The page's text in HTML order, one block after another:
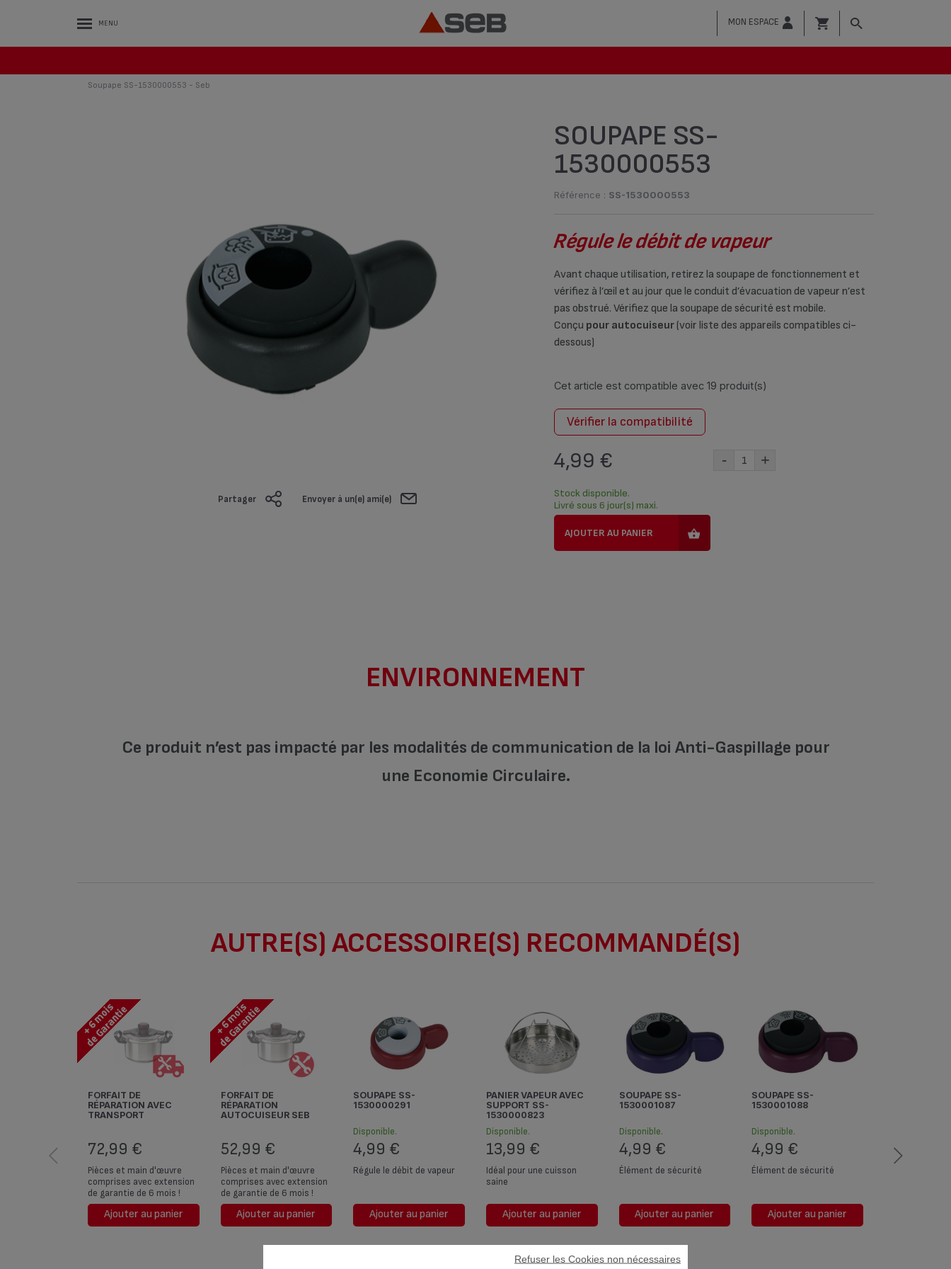
MENU MON ESPACE
Soupape SS-1530000553 - Seb
SOUPAPE SS-
1530000553
Référence : SS-1530000553
Partager Envoyer à un(e) ami(e)
Régule le débit de vapeur
Avant chaque utilisation, retirez la soupape de fonctionnement et
vérifiez à l’œil et au jour que le conduit d’évacuation de vapeur n’est
pas obstrué. Vérifiez que la soupape de sécurité est mobile.
Conçu pour autocuiseur(voir liste des appareils compatibles ci-
dessous)
Cet article est compatible avec19 produit(s)
Vérifier la compatibilité
4,99 € - +
Stock disponible.
Livré sous 6 jour(s) maxi.
AJOUTER AU PANIER
ENVIRONNEMENT
Ce produit n’est pas impacté par les modalités de communication de la loi Anti-Gaspillage pour
une Economie Circulaire.
AUTRE(S) ACCESSOIRE(S) RECOMMANDÉ(S)
FORFAIT DE
RÉPARATION AVEC
TRANSPORT
72,99 €
Pièces et main d'œuvre
comprises avec extension
de garantie de 6 mois !
Ajouter au panier
FORFAIT DE
RÉPARATION
AUTOCUISEUR SEB
52,99 €
Pièces et main d'œuvre
comprises avec extension
de garantie de 6 mois !
Ajouter au panier
SOUPAPE SS-
1530000291
Disponible.
4,99 €
Régule le débit de vapeur
Ajouter au panier
PANIER VAPEUR AVEC
SUPPORT SS-
1530000823
Disponible.
13,99 €
Idéal pour une cuisson
saine
Ajouter au panier
SOUPAPE SS-
1530001087
Disponible.
4,99 €
Élément de sécurité
Ajouter au panier
SOUPAPE SS-
1530001088
Disponible.
4,99 €
Élément de sécurité
Ajouter au panier
Refuser les Cookies non nécessaires